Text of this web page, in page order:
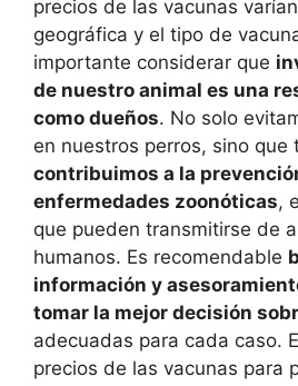
precios de las vacunas
geográfica y el tipo de
importante considerar que
de nuestro animal es una
como dueños. No solo
en nuestros perros, sino que
contribuimos a la
enfermedades zoonóticas,
que pueden transmitirse de
humanos. Es recomendable
información y
tomar la mejor decisión
adecuadas para cada caso.
precios de las vacunas para